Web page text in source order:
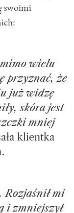
swoimi
wielu
przyznać, że
już widzę
skóra jest
mniej
klientka
Rozjaśnił mi
i zmniejszył